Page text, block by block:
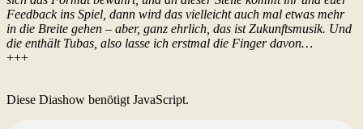
Feedback ins Spiel, dann wird das vielleicht auch mal etwas mehr
in die Breite gehen – aber, ganz ehrlich, das ist Zukunftsmusik. Und
die enthält Tubas, also lasse ich erstmal die Finger davon…
+++
Diese Diashow benötigt JavaScript.